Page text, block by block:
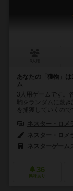
あなたの「獲物」
ム
3人用ゲームです。
駒をランダムに敷
を捕獲していくの
ネスター・ロ
ネスター・ロ
ネスターゲーム
36
興味あり